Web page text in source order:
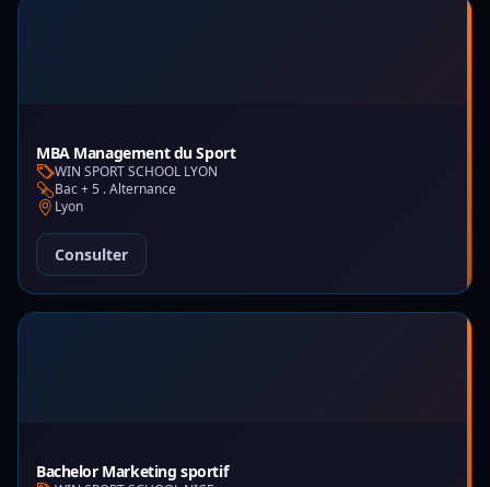
MBA Management du Sport
WIN SPORT SCHOOL LYON
Bac + 5 . Alternance
Lyon
Consulter
Bachelor Marketing sportif